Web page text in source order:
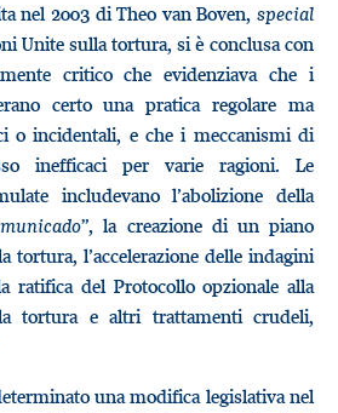
nel 2003 di Theo van Boven, special
Unite sulla tortura, si è conclusa con
critico che evidenziava che i
certo una pratica regolare ma
o incidentali, e che i meccanismi di
inefficaci per varie ragioni. Le
includevano l’abolizione della
”, la creazione di un piano
tortura, l’accelerazione delle indagini
ratifica del Protocollo opzionale alla
tortura e altri trattamenti crudeli,
una modifica legislativa nel